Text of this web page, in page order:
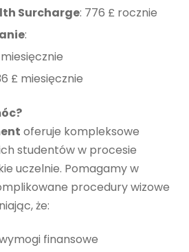
Surcharge: 776 £ rocznie
:
£ miesięcznie
oferuje kompleksowe
studentów w procesie
uczelnie. Pomagamy w
procedury wizowe
że:
finansowe